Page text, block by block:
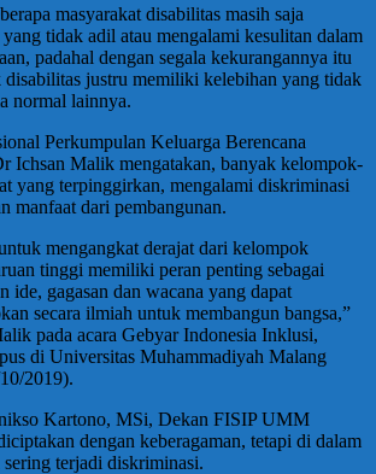
masyarakat disabilitas masih saja
tidak adil atau mengalami kesulitan dalam
padahal dengan segala kekurangannya itu
disabilitas justru memiliki kelebihan yang tidak
normal lainnya.
Perkumpulan Keluarga Berencana
Ichsan Malik mengatakan, banyak kelompok-
yang terpinggirkan, mengalami diskriminasi
manfaat dari pembangunan.
mengangkat derajat dari kelompok
tinggi memiliki peran penting sebagai
ide, gagasan dan wacana yang dapat
secara ilmiah untuk membangun bangsa,”
pada acara Gebyar Indonesia Inklusi,
di Universitas Muhammadiyah Malang
2019).
Kartono, MSi, Dekan FISIP UMM
dengan keberagaman, tetapi di dalam
terjadi diskriminasi.